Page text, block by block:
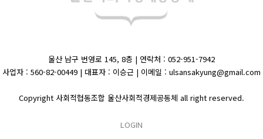
울산 남구 번영로 145, 8층 | 연락처 : 052-951-7942
사업자 : 560-82-00449 | 대표자 : 이승근 | 이메일 : ulsansakyung@gmail.com
Copyright 사회적협동조합 울산사회적경제공동체 all right reserved.
LOGIN